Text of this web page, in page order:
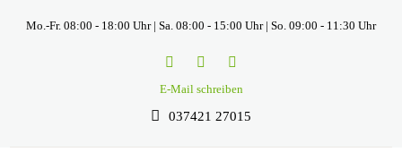
Mo.-Fr. 08:00 - 18:00 Uhr | Sa. 08:00 - 15:00 Uhr | So. 09:00 - 11:30 Uhr
E-Mail schreiben
037421 27015